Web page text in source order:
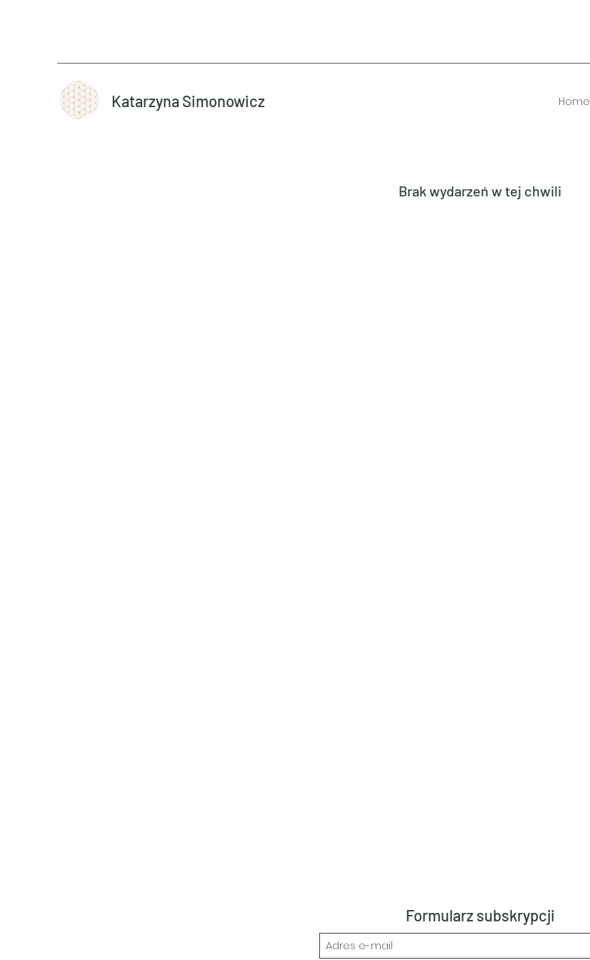
Katarzyna Simonowicz Home
Brak wydarzeń w tej chwili
Formularz subskrypcji